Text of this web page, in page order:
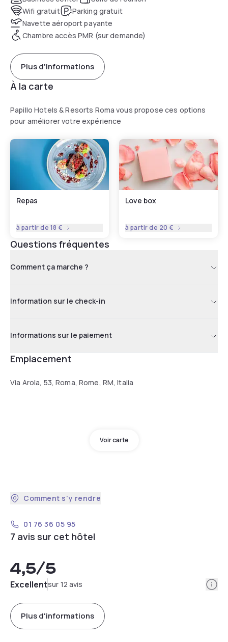
Wifi gratuit
Parking gratuit
Navette aéroport payante
Chambre accès PMR (sur demande)
Plus d'informations
À la carte
Papillo Hotels & Resorts Roma vous propose ces options
pour améliorer votre expérience
Repas
à partir de 18 €
Love box
à partir de 20 €
Questions fréquentes
Comment ça marche ?
Information sur le check-in
Informations sur le paiement
Emplacement
Via Arola, 53, Roma, Rome, RM, Italia
Voir carte
Comment s'y rendre
01 76 36 05 95
7 avis sur cet hôtel
4,5/5
Excellentsur 12 avis
Plus d'informations